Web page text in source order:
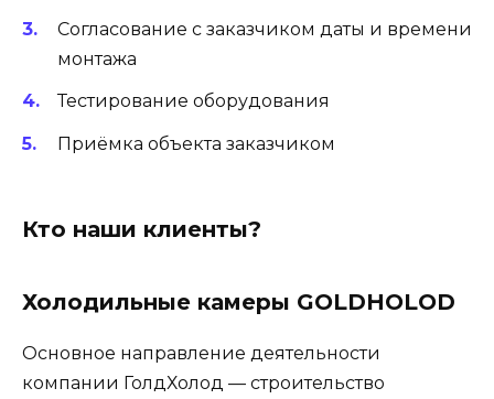
Согласование с заказчиком даты и времени
монтажа
Тестирование оборудования
Приёмка объекта заказчиком
Кто наши клиенты?
Холодильные камеры GOLDHOLOD
Основное направление деятельности
компании ГолдХолод — строительство